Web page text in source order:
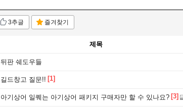
3추글 즐겨찾기
제목
뒤판 쉐도우들
길드창고 질문!! [1]
아기상어 일퀘는 아기상어 패키지 구매자만 할 수 있나요? [3]